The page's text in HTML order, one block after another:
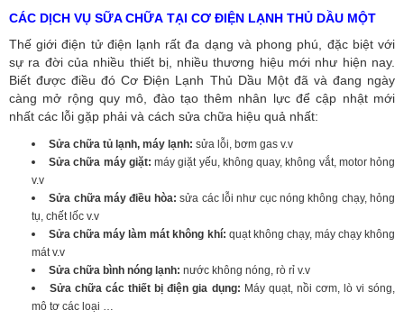
CÁC DỊCH VỤ SỮA CHỮA TẠI CƠ ĐIỆN LẠNH THỦ DẦU MỘT
Thế giới điện tử điện lạnh rất đa dạng và phong phú, đặc biệt với
sự ra đời của nhiều thiết bị, nhiều thương hiệu mới như hiện nay.
Biết được điều đó Cơ Điện Lạnh Thủ Dầu Một đã và đang ngày
càng mở rộng quy mô, đào tạo thêm nhân lực để cập nhật mới
nhất các lỗi gặp phải và cách sửa chữa hiệu quả nhất:
Sửa chữa tủ lạnh, máy lạnh: sửa lỗi, bơm gas v.v
Sửa chữa máy giặt:máy giặt yếu, không quay, không vắt, motor hỏng
v.v
Sửa chữa máy điều hòa: sửa các lỗi như cục nóng không chạy, hỏng
tụ, chết lốc v.v
Sửa chữa máy làm mát không khí: quạt không chạy, máy chạy không
mát v.v
Sửa chữa bình nóng lạnh: nước không nóng, rò rỉ v.v
Sửa chữa các thiết bị điện gia dụng: Máy quạt, nồi cơm, lò vi sóng,
mô tơ các loại …